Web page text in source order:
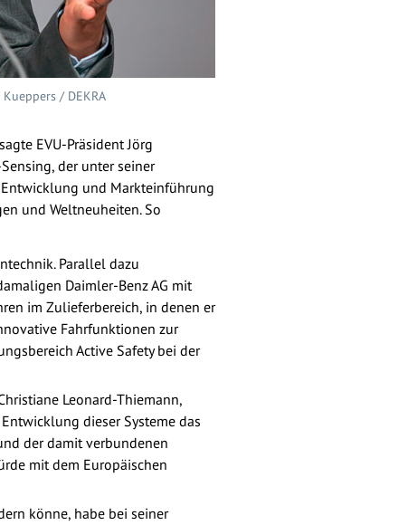
/ DEKRA
EVU-Präsident Jörg
der unter seiner
und Markteinführung
und Weltneuheiten. So
Parallel dazu
Daimler-Benz AG mit
im Zulieferbereich, in denen er
Fahrfunktionen zur
Active Safety bei der
Leonard-Thiemann,
dieser Systeme das
der damit verbundenen
mit dem Europäischen
könne, habe bei seiner